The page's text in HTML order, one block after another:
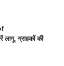
ग्राहकों की